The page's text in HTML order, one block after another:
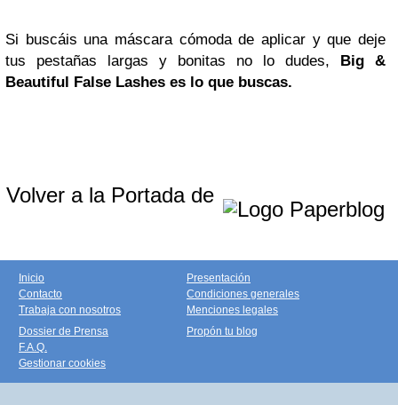
Si buscáis una máscara cómoda de aplicar y que deje
tus pestañas largas y bonitas no lo dudes,
Big &
Beautiful False Lashes es lo que buscas.
Volver a la Portada de
Inicio
Contacto
Trabaja con nosotros
Presentación
Condiciones generales
Menciones legales
Dossier de Prensa
F.A.Q.
Gestionar cookies
Propón tu blog